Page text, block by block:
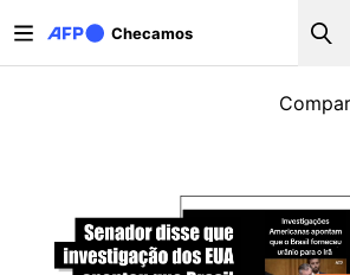
Checamos
Abas primárias